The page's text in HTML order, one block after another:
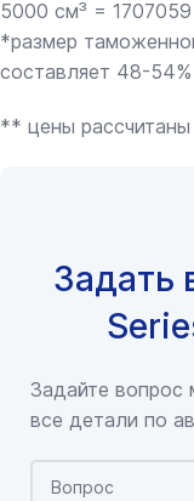
5000 см³ =
*размер
составляет 48-
** цены
Задать
Задайте
все детали по